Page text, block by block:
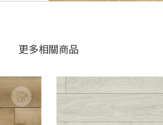
更多相關商品